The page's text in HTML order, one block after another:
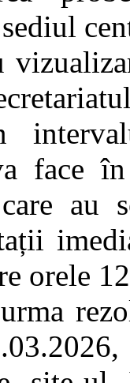
face
au
orele